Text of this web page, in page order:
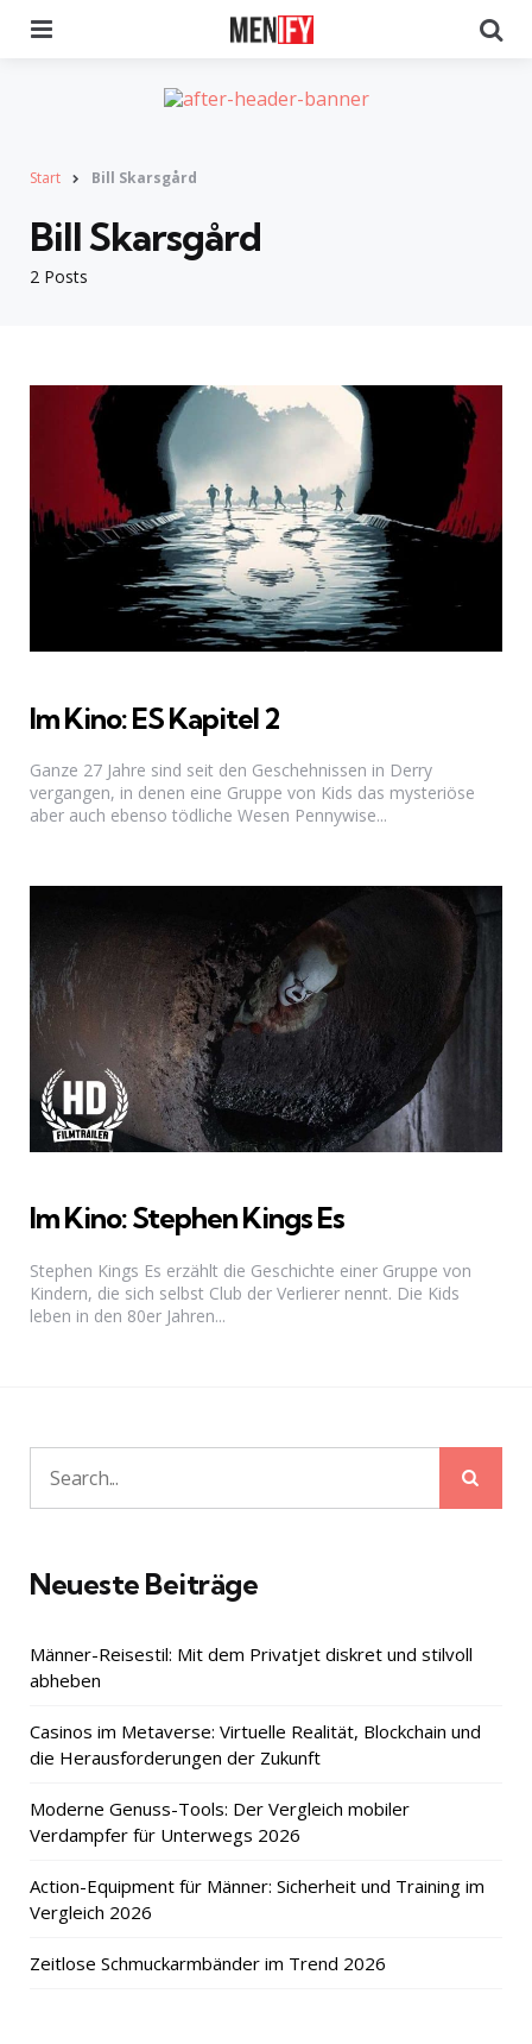
Start Bill Skarsgård
2 Posts
Bill Skarsgård
Im Kino: ES Kapitel 2
Ganze 27 Jahre sind seit den Geschehnissen in Derry
vergangen, in denen eine Gruppe von Kids das mysteriöse
aber auch ebenso tödliche Wesen Pennywise...
Im Kino: Stephen Kings Es
Stephen Kings Es erzählt die Geschichte einer Gruppe von
Kindern, die sich selbst Club der Verlierer nennt. Die Kids
leben in den 80er Jahren...
Search
for:
Neueste Beiträge
Männer-Reisestil: Mit dem Privatjet diskret und stilvoll
abheben
Casinos im Metaverse: Virtuelle Realität, Blockchain und
die Herausforderungen der Zukunft
Moderne Genuss-Tools: Der Vergleich mobiler
Verdampfer für Unterwegs 2026
Action-Equipment für Männer: Sicherheit und Training im
Vergleich 2026
Zeitlose Schmuckarmbänder im Trend 2026